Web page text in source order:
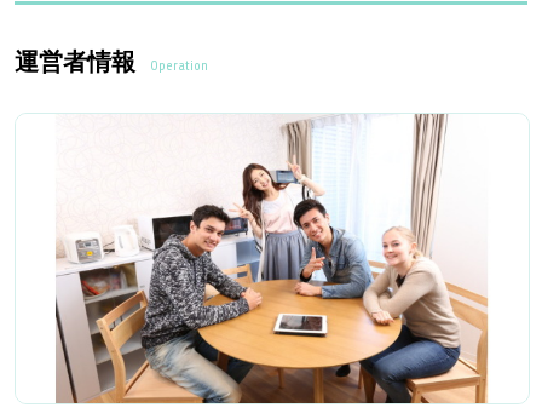
運営者情報 Operation